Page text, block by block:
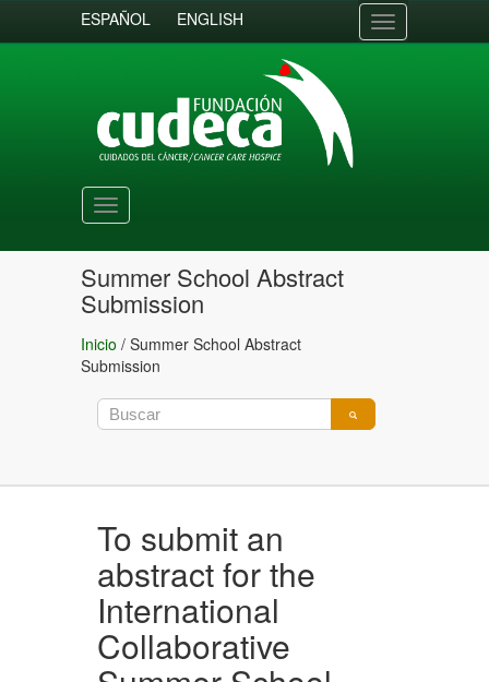
ESPAÑOL ENGLISH
Toggle
navigation
Toggle
navigation
Summer School Abstract
Submission
Inicio / Summer School Abstract
Submission
To submit an
abstract for the
International
Collaborative